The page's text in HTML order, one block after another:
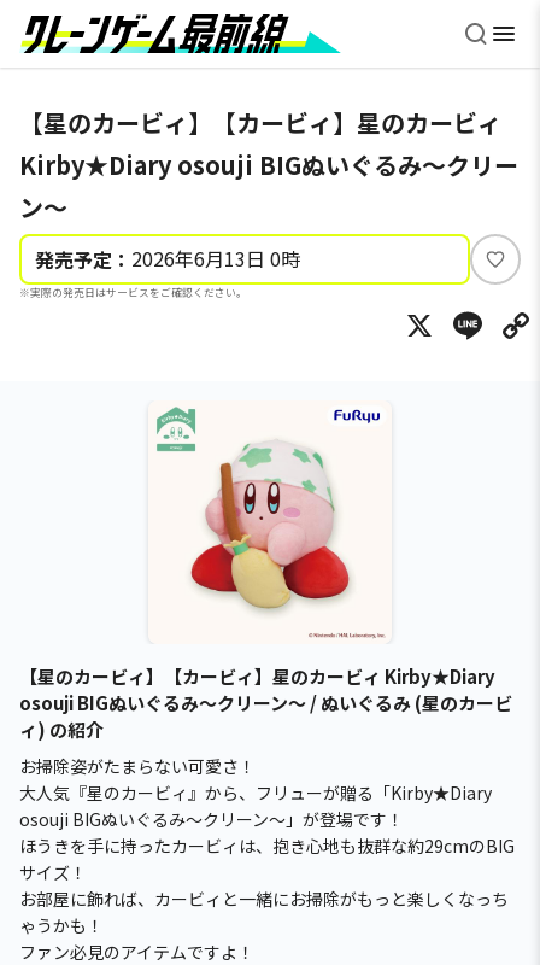
【星のカービィ】【カービィ】星のカービィ
Kirby★Diary osouji BIGぬいぐるみ～クリー
ン～
発売予定： 2026年6月13日 0時
※実際の発売日はサービスをご確認ください。
い
ね
X
【星のカービィ】【カービィ】星のカービィ Kirby★Diary
osouji BIGぬいぐるみ～クリーン～ / ぬいぐるみ (星のカービ
ィ) の紹介
お掃除姿がたまらない可愛さ！
大人気『星のカービィ』から、フリューが贈る「Kirby★Diary
osouji BIGぬいぐるみ～クリーン～」が登場です！
ほうきを手に持ったカービィは、抱き心地も抜群な約29cmのBIG
サイズ！
お部屋に飾れば、カービィと一緒にお掃除がもっと楽しくなっち
ゃうかも！
ファン必見のアイテムですよ！